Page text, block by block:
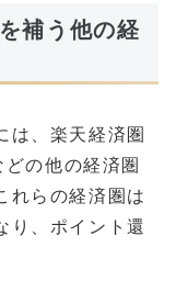
補う他の経
は、楽天経済圏
の他の経済圏
れらの経済圏は
り、ポイント還